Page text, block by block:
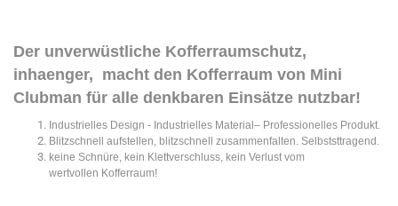
Der unverwüstliche Kofferraumschutz,
inhaenger, macht den Kofferraum von Mini
Clubman für alle denkbaren Einsätze nutzbar!
Industrielles Design - Industrielles Material– Professionelles Produkt.
Blitzschnell aufstellen, blitzschnell zusammenfalten. Selbststtragend.
keine Schnüre, kein Klettverschluss, kein Verlust vom
wertvollen Kofferraum!